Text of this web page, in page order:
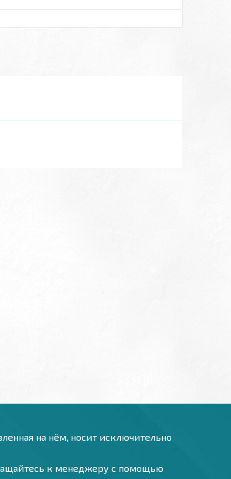
на нём, носит исключительно
к менеджеру с помощью